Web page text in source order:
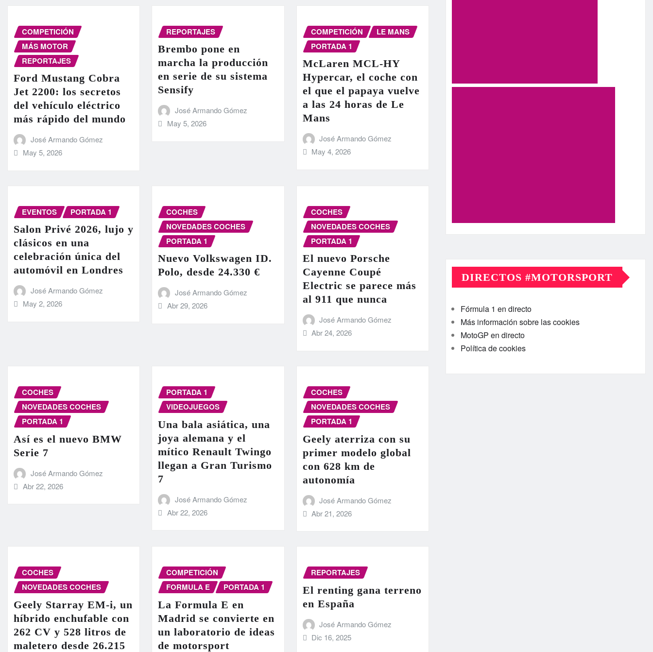
COMPETICIÓN
MÁS MOTOR
REPORTAJES
Ford Mustang Cobra
Jet 2200: los secretos
del vehículo eléctrico
más rápido del mundo
José Armando Gómez
May 5, 2026
REPORTAJES
Brembo pone en
marcha la producción
en serie de su sistema
Sensify
José Armando Gómez
May 5, 2026
COMPETICIÓN
LE MANS
PORTADA 1
McLaren MCL-HY
Hypercar, el coche con
el que el papaya vuelve
a las 24 horas de Le
Mans
José Armando Gómez
May 4, 2026
EVENTOS PORTADA 1
Salon Privé 2026, lujo y
clásicos en una
celebración única del
automóvil en Londres
José Armando Gómez
May 2, 2026
COCHES
NOVEDADES COCHES
PORTADA 1
Nuevo Volkswagen ID.
Polo, desde 24.330 €
José Armando Gómez
Abr 29, 2026
COCHES
NOVEDADES COCHES
PORTADA 1
El nuevo Porsche
Cayenne Coupé
Electric se parece más
al 911 que nunca
José Armando Gómez
Abr 24, 2026
COCHES
NOVEDADES COCHES
PORTADA 1
Así es el nuevo BMW
Serie 7
José Armando Gómez
Abr 22, 2026
PORTADA 1
VIDEOJUEGOS
Una bala asiática, una
joya alemana y el
mítico Renault Twingo
llegan a Gran Turismo
7
José Armando Gómez
Abr 22, 2026
COCHES
NOVEDADES COCHES
PORTADA 1
Geely aterriza con su
primer modelo global
con 628 km de
autonomía
José Armando Gómez
Abr 21, 2026
COCHES
NOVEDADES COCHES
Geely Starray EM-i, un
híbrido enchufable con
262 CV y 528 litros de
maletero desde 26.215
COMPETICIÓN
FORMULA E
PORTADA 1
La Formula E en
Madrid se convierte en
un laboratorio de ideas
de motorsport
REPORTAJES
El renting gana terreno
en España
José Armando Gómez
Dic 16, 2025
DIRECTOS #MOTORSPORT
Fórmula 1 en directo
Más información sobre las cookies
MotoGP en directo
Política de cookies